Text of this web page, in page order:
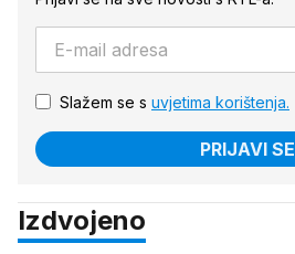
Slažem se s uvjetima korištenja.
PRIJAVI SE
Izdvojeno